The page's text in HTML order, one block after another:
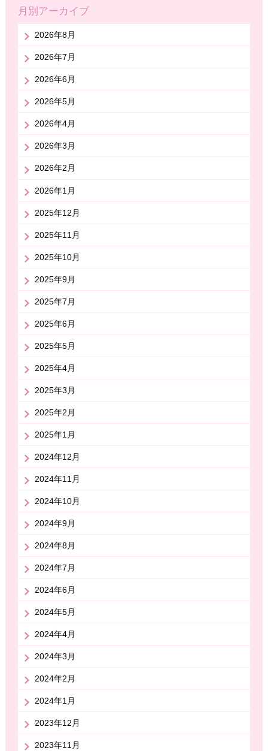
月別アーカイブ
2026年8月
2026年7月
2026年6月
2026年5月
2026年4月
2026年3月
2026年2月
2026年1月
2025年12月
2025年11月
2025年10月
2025年9月
2025年7月
2025年6月
2025年5月
2025年4月
2025年3月
2025年2月
2025年1月
2024年12月
2024年11月
2024年10月
2024年9月
2024年8月
2024年7月
2024年6月
2024年5月
2024年4月
2024年3月
2024年2月
2024年1月
2023年12月
2023年11月